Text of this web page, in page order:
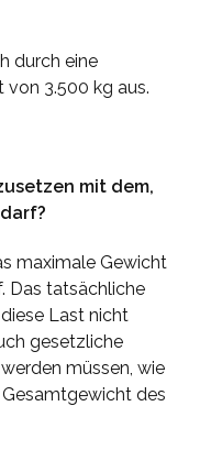
durch eine
3.500 kg aus.
mit dem,
maximale Gewicht
Das tatsächliche
Last nicht
gesetzliche
müssen, wie
des